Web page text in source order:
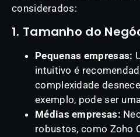
considerados:
1. Tamanho do
Pequenas empresas:
intuitivo é
complexidade
exemplo, pode ser
Médias empresas:
robustos, como Zoho